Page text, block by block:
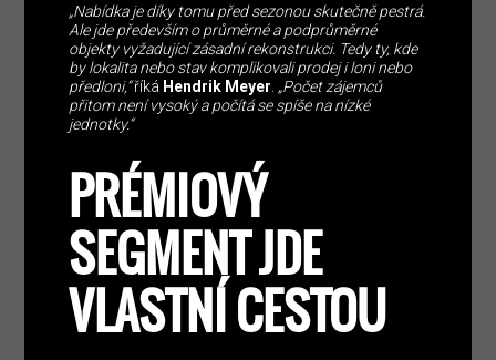
„Nabídka je díky tomu před sezonou skutečně pestrá.
Ale jde především o průměrné a podprůměrné
objekty vyžadující zásadní rekonstrukci. Tedy ty, kde
by lokalita nebo stav komplikovali prodej i loni nebo
předloni,“říká Hendrik Meyer „Počet zájemců
přitom není vysoký a počítá se spíše na nízké
jednotky.“
PRÉMIOVÝ
SEGMENT JDE
VLASTNÍ CESTOU